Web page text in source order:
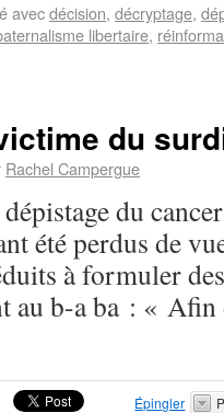
avecdécision, décryptage,
libertaire,
du
Rachel Campergue
du
été perdus de
à formuler
au b-a ba : «
Épingler